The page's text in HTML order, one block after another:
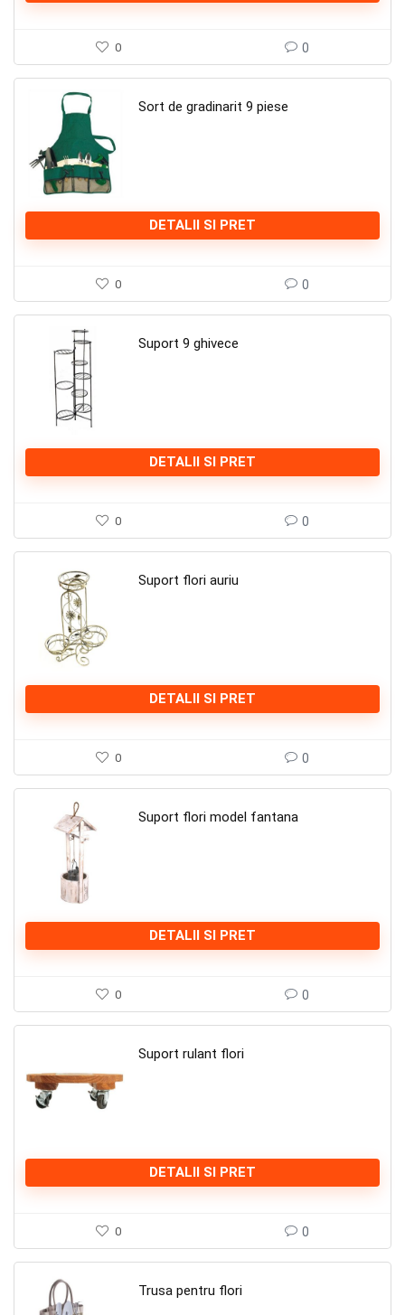
0 0
Sort de gradinarit 9 piese
DETALII SI PRET
0 0
Suport 9 ghivece
DETALII SI PRET
0 0
Suport flori auriu
DETALII SI PRET
0 0
Suport flori model fantana
DETALII SI PRET
0 0
Suport rulant flori
DETALII SI PRET
0 0
Trusa pentru flori